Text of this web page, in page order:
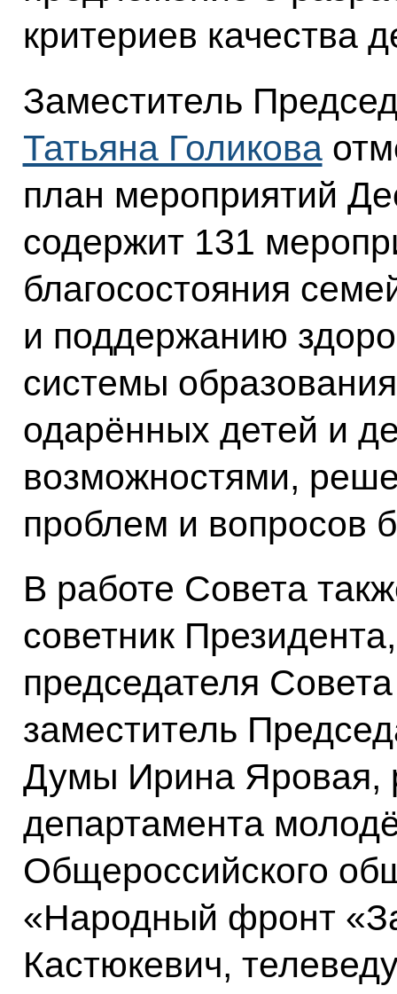
критериев качества
Заместитель
Татьяна Голикова
план мероприятий
содержит 131
благосостояния
и поддержанию
системы
одарённых детей и
возможностями,
проблем и вопросов
В работе Совета
советник
председателя
заместитель
Думы Ирина Яровая,
департамента
Общероссийского
«Народный фронт
Кастюкевич,